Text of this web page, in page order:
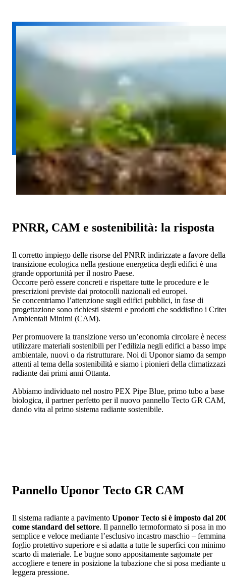
PNRR, CAM e sostenibilità: la risposta
Il corretto impiego delle risorse del PNRR indirizzate a favore della
transizione ecologica nella gestione energetica degli edifici è una
grande opportunità per il nostro Paese.
Occorre però essere concreti e rispettare tutte le procedure e le
prescrizioni previste dai protocolli nazionali ed europei.
Se concentriamo l’attenzione sugli edifici pubblici, in fase di
progettazione sono richiesti sistemi e prodotti che soddisfino i
Ambientali Minimi (CAM).
Per promuovere la transizione verso un’economia circolare è
utilizzare materiali sostenibili per l’edilizia negli edifici a basso
ambientale, nuovi o da ristrutturare. Noi di Uponor siamo da
attenti al tema della sostenibilità e siamo i pionieri della
radiante dai primi anni Ottanta.
Abbiamo individuato nel nostro PEX Pipe Blue, primo tubo a base
biologica, il partner perfetto per il nuovo pannello Tecto GR CAM,
dando vita al primo sistema radiante sostenibile.
Pannello Uponor Tecto GR CAM
Il sistema radiante a pavimento Uponor Tecto si è imposto dal
come standard del settore. Il pannello termoformato si posa in
semplice e veloce mediante l’esclusivo incastro maschio –
foglio protettivo superiore e si adatta a tutte le superfici con minimo
scarto di materiale. Le bugne sono appositamente sagomate per
accogliere e tenere in posizione la tubazione che si posa mediante
leggera pressione.